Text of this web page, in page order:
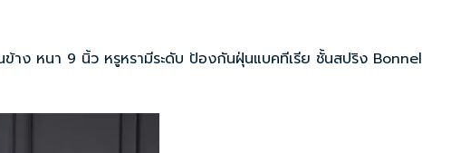
ง หนา 9 นิ้ว หรูหรามีระดับ ป้องกันฝุ่นแบคทีเรีย ชั้นสปริง Bonnel